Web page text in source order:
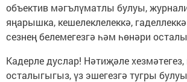
объектив мәгълүматлы булуы,
яңарышка, кешелеклелеккә,
сезнең белемегезгә һәм һөнәри
Кадерле дуслар! Нәтиҗәле
осталыгыгыз, үз эшегезгә тугры